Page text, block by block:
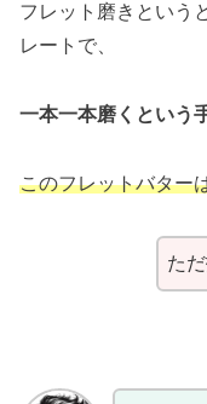
フレット磨きという
レートで、
一本一本磨くという
このフレットバター
た